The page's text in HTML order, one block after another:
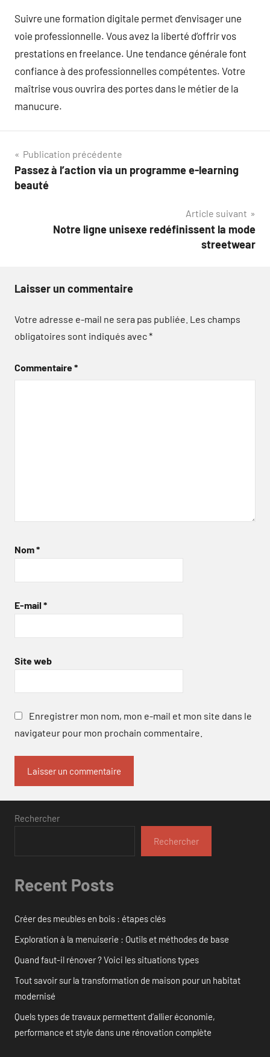
Suivre une formation digitale permet d’envisager une
voie professionnelle. Vous avez la liberté d’offrir vos
prestations en freelance. Une tendance générale font
confiance à des professionnelles compétentes. Votre
maîtrise vous ouvrira des portes dans le métier de la
manucure.
Navigation
de
Publication précédente
Passez à l’action via un programme e-learning
beauté
Article suivant
Notre ligne unisexe redéfinissent la mode
streetwear
Laisser un commentaire
Votre adresse e-mail ne sera pas publiée. Les champs
obligatoires sont indiqués avec*
Commentaire*
Nom*
E-mail *
Site web
Enregistrer mon nom, mon e-mail et mon site dans le
navigateur pour mon prochain commentaire.
Rechercher
Rechercher
Recent Posts
Créer des meubles en bois : étapes clés
Exploration à la menuiserie : Outils et méthodes de base
Quand faut-il rénover ? Voici les situations types
Tout savoir sur la transformation de maison pour un habitat
modernisé
Quels types de travaux permettent d’allier économie,
performance et style dans une rénovation complète